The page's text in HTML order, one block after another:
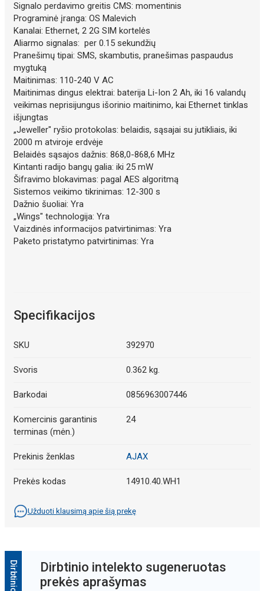
Signalo perdavimo greitis CMS: momentinis
Programinė įranga: OS Malevich
Kanalai: Ethernet, 2 2G SIM kortelės
Aliarmo signalas: per 0.15 sekundžių
Pranešimų tipai: SMS, skambutis, pranešimas paspaudus
mygtuką
Maitinimas: 110-240 V AC
Maitinimas dingus elektrai: baterija Li-Ion 2 Ah, iki 16 valandų
veikimas neprisijungus išorinio maitinimo, kai Ethernet tinklas
išjungtas
„Jeweller" ryšio protokolas: belaidis, sąsajai su jutikliais, iki
2000 m atviroje erdvėje
Belaidės sąsajos dažnis: 868,0-868,6 MHz
Kintanti radijo bangų galia: iki 25 mW
Šifravimo blokavimas: pagal AES algoritmą
Sistemos veikimo tikrinimas: 12-300 s
Dažnio šuoliai: Yra
„Wings" technologija: Yra
Vaizdinės informacijos patvirtinimas: Yra
Paketo pristatymo patvirtinimas: Yra
Specifikacijos
SKU 392970
Svoris 0.362 kg.
Barkodai 0856963007446
Komercinis garantinis
terminas (mėn.)
24
Prekinis ženklas AJAX
Prekės kodas 14910.40.WH1
Užduoti klausimą apie šią prekę
Dirbtinio intelekto sugeneruotas
prekės aprašymas